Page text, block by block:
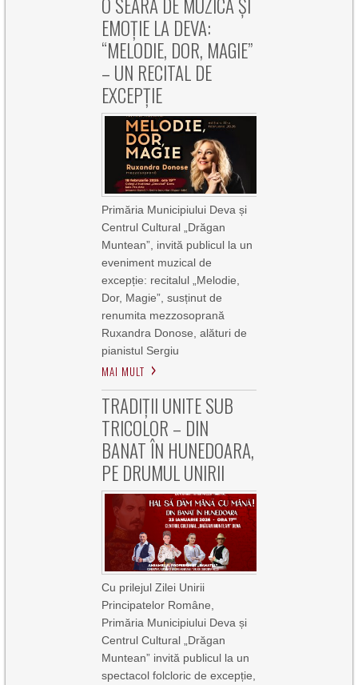
O SEARĂ DE MUZICĂ ȘI
EMOȚIE LA DEVA:
“MELODIE, DOR, MAGIE”
– UN RECITAL DE
EXCEPȚIE
Primăria Municipiului Deva și
Centrul Cultural „Drăgan
Muntean”, invită publicul la un
eveniment muzical de
excepție: recitalul „Melodie,
Dor, Magie”, susținut de
renumita mezzosoprană
Ruxandra Donose, alături de
pianistul Sergiu
MAI MULT
TRADIȚII UNITE SUB
TRICOLOR – DIN
BANAT ÎN HUNEDOARA,
PE DRUMUL UNIRII
Cu prilejul Zilei Unirii
Principatelor Române,
Primăria Municipiului Deva și
Centrul Cultural „Drăgan
Muntean” invită publicul la un
spectacol folcloric de excepție,